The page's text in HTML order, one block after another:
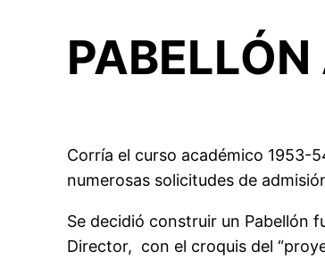
Corría el curso académico 1953-
numerosas solicitudes de
Se decidió construir un Pabellón
Director, con el croquis del